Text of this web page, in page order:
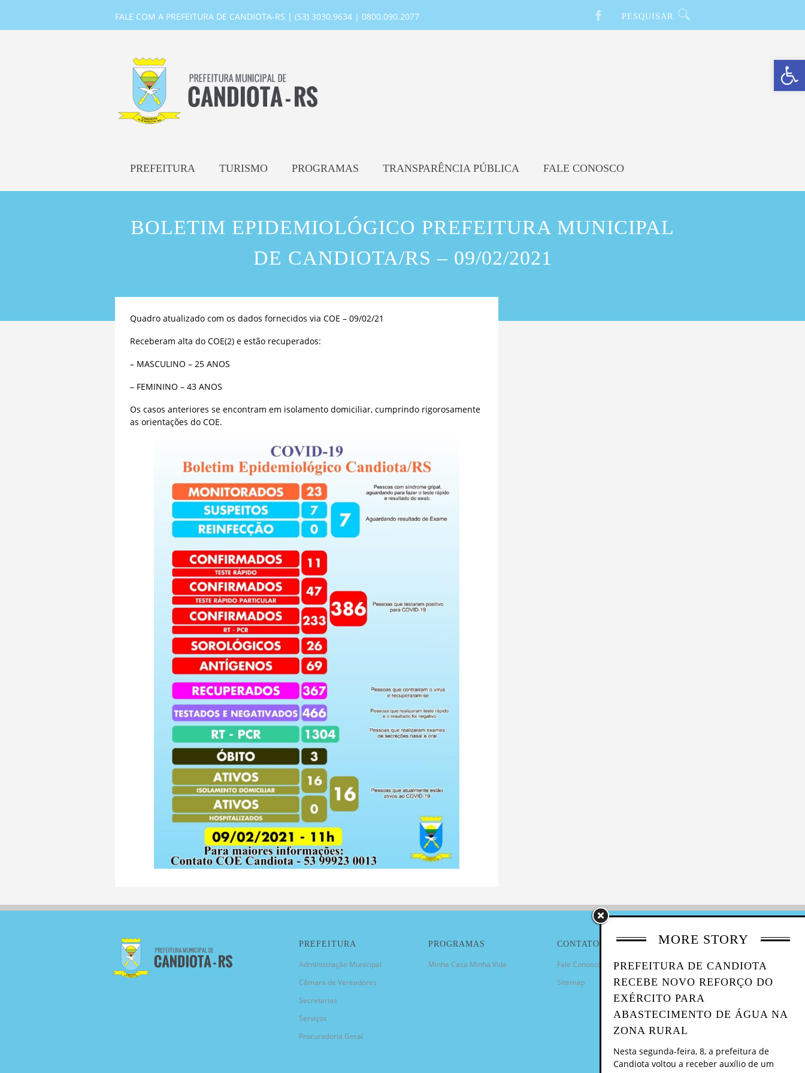
Barra de Ferramentas Aberta
FALE COM A PREFEITURA DE CANDIOTA-RS | (53) 3030.9634 | 0800.090.2077
PREFEITURA TURISMO PROGRAMAS TRANSPARÊNCIA PÚBLICA FALE CONOSCO
BOLETIM EPIDEMIOLÓGICO PREFEITURA MUNICIPAL
DE CANDIOTA/RS – 09/02/2021
Quadro atualizado com os dados fornecidos via COE – 09/02/21
Receberam alta do COE(2) e estão recuperados:
– MASCULINO – 25 ANOS
– FEMININO – 43 ANOS
Os casos anteriores se encontram em isolamento domiciliar, cumprindo rigorosamente
as orientações do COE.
MORE STORY
PREFEITURA DE CANDIOTA
RECEBE NOVO REFORÇO DO
EXÉRCITO PARA
ABASTECIMENTO DE ÁGUA NA
ZONA RURAL
Nesta segunda-feira, 8, a prefeitura de
Candiota voltou a receber auxílio de um
PREFEITURA
Administração Municipal
Câmara de Vereadores
Secretarias
Serviços
Procuradoria Geral
PROGRAMAS
Minha Casa Minha Vida
CONTATO
Fale Conosco
Sitemap